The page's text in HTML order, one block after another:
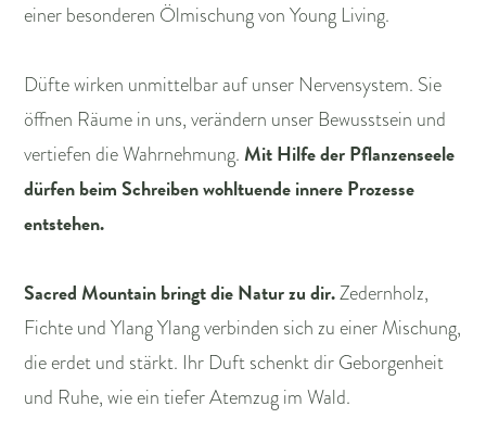
einer besonderen Ölmischung von Young Living.
Düfte wirken unmittelbar auf unser Nervensystem. Sie
öffnen Räume in uns, verändern unser Bewusstsein und
vertiefen die Wahrnehmung.Mit Hilfe der Pflanzenseele
dürfen beim Schreiben wohltuende innere Prozesse
entstehen.
Sacred Mountain bringt die Natur zu dir.Zedernholz,
Fichte und Ylang Ylang verbinden sich zu einer Mischung,
die erdet und stärkt. Ihr Duft schenkt dir Geborgenheit
und Ruhe, wie ein tiefer Atemzug im Wald.